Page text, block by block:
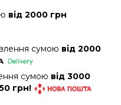
від 2000 грн
сумою від 2000
сумою від 3000
грн!